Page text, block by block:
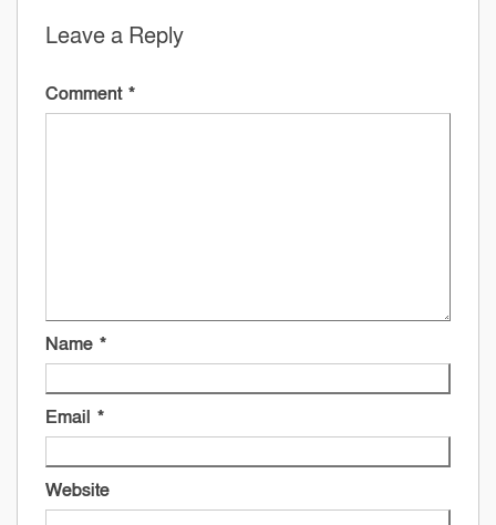
Leave a Reply
Comment *
Name *
Email *
Website